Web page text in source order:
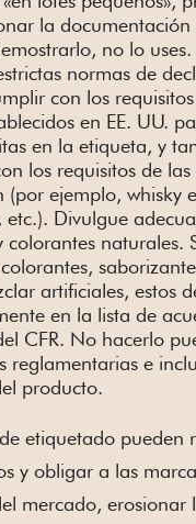
la documentación
no lo uses.
normas de
con los
en EE. UU.
en la etiqueta, y
los requisitos de
(por ejemplo, whisky
etc.). Divulgue
colorantes naturales.
artificiales, estos
en la lista de
CFR. No hacerlo
reglamentarias e
producto.
etiquetado pueden
y obligar a las
mercado, erosionar